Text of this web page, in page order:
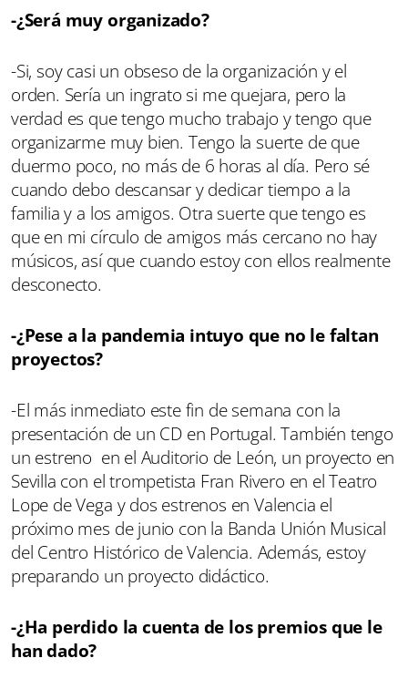
-¿Será muy organizado?
-Si, soy casi un obseso de la organización y el
orden. Sería un ingrato si me quejara, pero la
verdad es que tengo mucho trabajo y tengo que
organizarme muy bien. Tengo la suerte de que
duermo poco, no más de 6 horas al día. Pero sé
cuando debo descansar y dedicar tiempo a la
familia y a los amigos. Otra suerte que tengo es
que en mi círculo de amigos más cercano no hay
músicos, así que cuando estoy con ellos realmente
desconecto.
-¿Pese a la pandemia intuyo que no le faltan
proyectos?
-El más inmediato este fin de semana con la
presentación de un CD en Portugal. También tengo
un estreno en el Auditorio de León, un proyecto en
Sevilla con el trompetista Fran Rivero en el Teatro
Lope de Vega y dos estrenos en Valencia el
próximo mes de junio con la Banda Unión Musical
del Centro Histórico de Valencia. Además, estoy
preparando un proyecto didáctico.
-¿Ha perdido la cuenta de los premios que le
han dado?